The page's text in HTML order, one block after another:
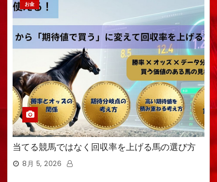
お金
当てる競馬ではなく回収率を上げる馬の選び方
8月 5, 2026